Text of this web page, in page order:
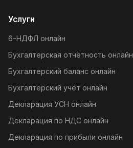
Услуги
6-НДФЛ онлайн
Бухгалтерская отчётность онлайн
Бухгалтерский баланс онлайн
Бухгалтерский учёт онлайн
Декларация УСН онлайн
Декларация по НДС онлайн
Декларация по прибыли онлайн